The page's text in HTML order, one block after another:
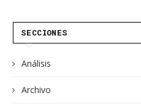
SECCIONES
Análisis
Archivo